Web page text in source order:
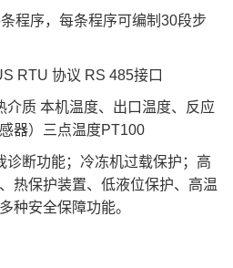
序，每条程序可编制30段步
RTU 协议 RS 485接口
质 本机温度、出口温度、反应
器）三点温度PT100
断功能；冷冻机过载保护；高
热保护装置、低液位保护、高温
种安全保障功能。